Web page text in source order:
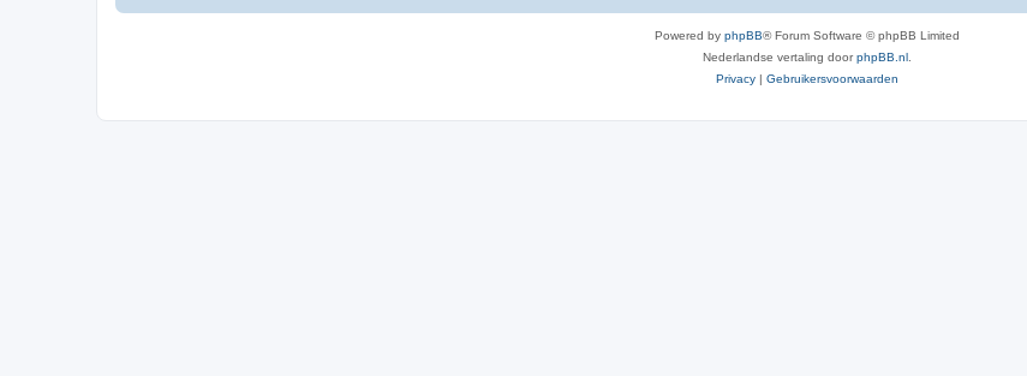
Powered by phpBB® Forum Software © phpBB Limited
Nederlandse vertaling doorphpBB.nl
Privacy | Gebruikersvoorwaarden